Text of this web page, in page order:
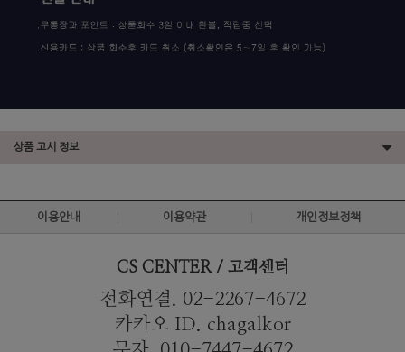
상품 고시 정보
이용안내 이용약관 개인정보정책
CS CENTER / 고객센터
전화연결. 02-2267-4672
카카오 ID. chagalkor